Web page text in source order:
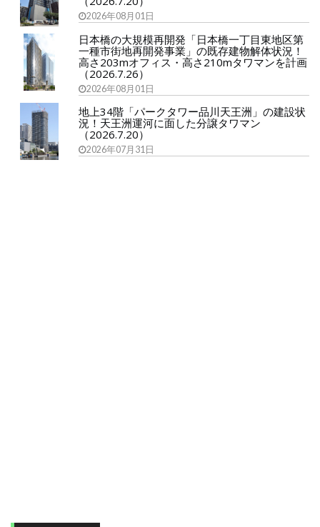
2026年08月01日
日本橋の大規模再開発「日本橋一丁目東地区第
一種市街地再開発事業」の既存建物解体状況！
高さ203mオフィス・高さ210mタワマンを計画
（2026.7.26）
2026年08月01日
地上34階「パークタワー品川天王洲」の建設状
況！天王洲運河に面した分譲タワマン
（2026.7.20）
2026年07月31日